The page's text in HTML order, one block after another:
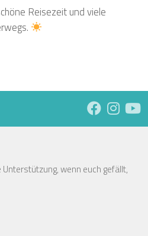
Reisezeit und viele
wenn euch gefällt,